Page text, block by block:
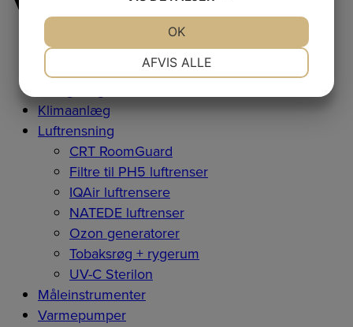
Affugtning
Klimaanlæg
Luftrensning
CRT RoomGuard
Filtre til PH5 luftrenser
IQAir luftrensere
NATEDE luftrenser
Ozon generatorer
Tobaksrøg + rygerum
UV-C Sterilon
Måleinstrumenter
Varmepumper
MARKETING
AFVIS ALLE
OK